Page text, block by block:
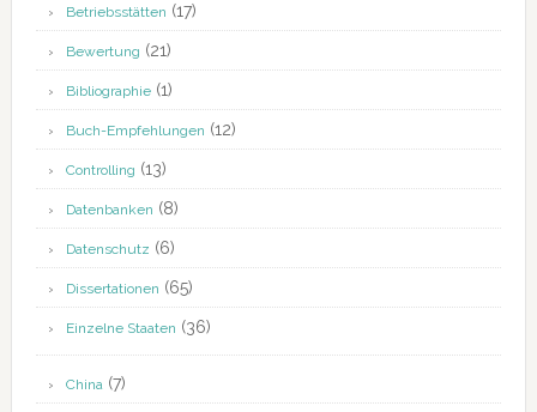
Betriebsstätten (17)
Bewertung (21)
Bibliographie(1)
Buch-Empfehlungen (12)
Controlling (13)
Datenbanken (8)
Datenschutz (6)
Dissertationen (65)
Einzelne Staaten (36)
China(7)